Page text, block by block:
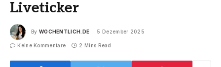
Liveticker
By WOCHENTLICH.DE 5 Dezember 2025
Keine Kommentare 2 Mins Read